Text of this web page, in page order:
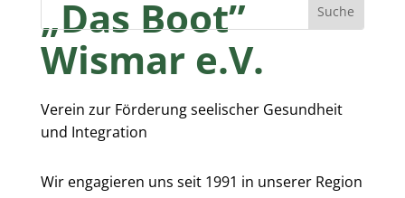
„Das Boot”
Wismar e.V.
Verein zur Förderung seelischer Gesundheit
und Integration
Wir engagieren uns seit 1991 in unserer Region